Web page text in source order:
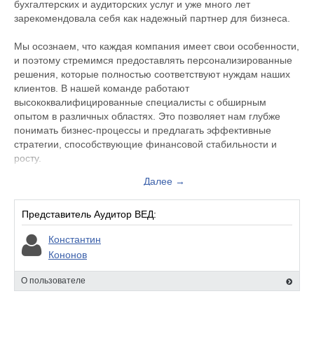
бухгалтерских и аудиторских услуг и уже много лет
зарекомендовала себя как надежный партнер для бизнеса.
Мы осознаем, что каждая компания имеет свои особенности,
и поэтому стремимся предоставлять персонализированные
решения, которые полностью соответствуют нуждам наших
клиентов. В нашей команде работают
высококвалифицированные специалисты с обширным
опытом в различных областях. Это позволяет нам глубже
понимать бизнес-процессы и предлагать эффективные
стратегии, способствующие финансовой стабильности и
росту.
Аудит: Мы проводим независимые проверки бухгалтерской
отчетности, что помогает нашим клиентам убедиться в ее
точности и соответствии требованиям законодательства. Мы
применяем современные методы анализа и следим за
изменениями в нормативной базе, чтобы предоставить
актуальную информацию.
Далее →
Представитель Аудитор ВЕД:
Константин
Кононов
О пользователе